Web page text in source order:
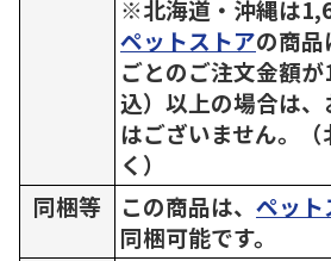
※北海道・沖縄は
ペットストアの商品
ごとのご注文金額
込）以上の場合は
はございません。
く）
同梱等
この商品は、 ペット
同梱可能です。